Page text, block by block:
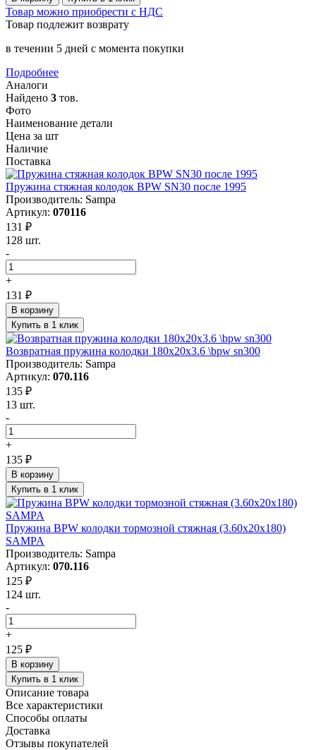
Товар можно приобрести с НДС
Товар подлежит возврату
в течении 5 дней с момента покупки
Подробнее
Аналоги
Найдено 3 тов.
Фото
Наименование детали
Цена за шт
Наличие
Поставка
Пружина стяжная колодок BPW SN30 после 1995
Производитель: Sampa
Артикул: 070116
131 ₽
128 шт.
-
+
131 ₽
В корзину
Купить в 1 клик
Возвратная пружина колодки 180x20x3.6 \bpw sn300
Производитель: Sampa
Артикул: 070.116
135 ₽
13 шт.
-
+
135 ₽
В корзину
Купить в 1 клик
Пружина BPW колодки тормозной стяжная (3.60х20х180)
SAMPA
Производитель: Sampa
Артикул: 070.116
125 ₽
124 шт.
-
+
125 ₽
В корзину
Купить в 1 клик
Описание товара
Все характеристики
Способы оплаты
Доставка
Отзывы покупателей